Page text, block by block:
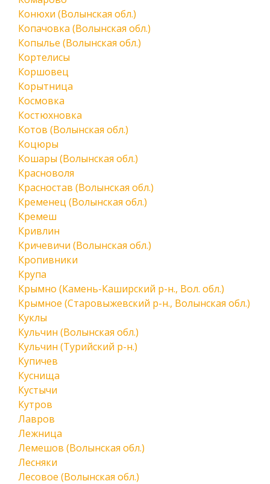
Конюхи (Волынская обл.)
Копачовка (Волынская обл.)
Копылье (Волынская обл.)
Кортелисы
Коршовец
Корытница
Космовка
Костюхновка
Котов (Волынская обл.)
Коцюры
Кошары (Волынская обл.)
Красноволя
Красностав (Волынская обл.)
Кременец (Волынская обл.)
Кремеш
Кривлин
Кричевичи (Волынская обл.)
Кропивники
Крупа
Крымно (Камень-Каширский р-н., Вол. обл.)
Крымное (Старовыжевский р-н., Волынская обл.)
Куклы
Кульчин (Волынская обл.)
Кульчин (Турийский р-н.)
Купичев
Куснища
Кустычи
Кутров
Лавров
Лежница
Лемешов (Волынская обл.)
Лесняки
Лесовое (Волынская обл.)